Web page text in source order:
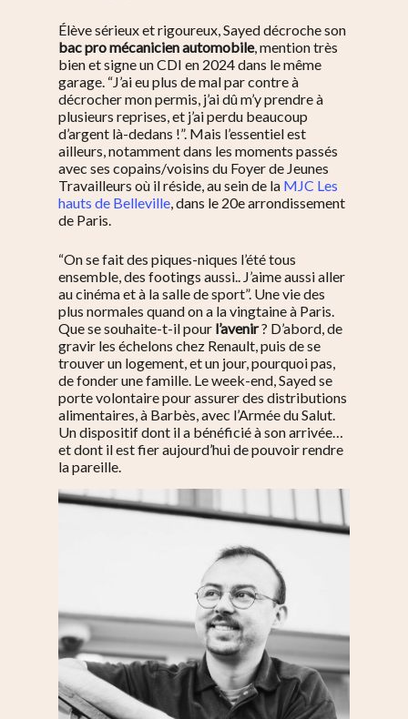
Élève sérieux et rigoureux, Sayed décroche son
bac pro mécanicien automobile, mention très
bien et signe un CDI en 2024 dans le même
garage. “J’ai eu plus de mal par contre à
décrocher mon permis, j’ai dû m’y prendre à
plusieurs reprises, et j’ai perdu beaucoup
d’argent là-dedans !”. Mais l’essentiel est
ailleurs, notamment dans les moments passés
avec ses copains/voisins du Foyer de Jeunes
Travailleurs où il réside, au sein de la MJC Les
hauts de Belleville, dans le 20e arrondissement
de Paris.
“On se fait des piques-niques l’été tous
ensemble, des footings aussi.. J’aime aussi aller
au cinéma et à la salle de sport”. Une vie des
plus normales quand on a la vingtaine à Paris.
Que se souhaite-t-il pour l’avenir? D’abord, de
gravir les échelons chez Renault, puis de se
trouver un logement, et un jour, pourquoi pas,
de fonder une famille. Le week-end, Sayed se
porte volontaire pour assurer des distributions
alimentaires, à Barbès, avec l’Armée du Salut.
Un dispositif dont il a bénéficié à son arrivée…
et dont il est fier aujourd’hui de pouvoir rendre
la pareille.